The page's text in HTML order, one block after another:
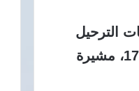
الترحيل
السريع للمهاجرين غير النظاميين بموجب “قانون الأعداء الأجانب” لعام 1798، مشيرة